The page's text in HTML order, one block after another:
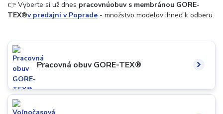
👉 Vyberte si už dnes pracovnúobuv s membránou GORE-
TEX®v predajni v Poprade - množstvo modelov ihneď k odberu.
Pracovná obuv GORE-TEX®